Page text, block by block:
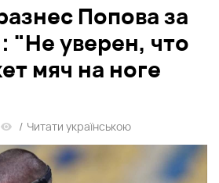
Попова за
уверен, что
мяч на ноге
/ Читати українською